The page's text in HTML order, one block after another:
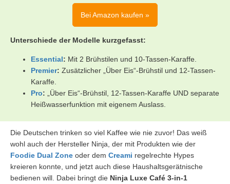
Bei Amazon kaufen »
Unterschiede der Modelle kurzgefasst:
Essential: Mit 2 Brühstilen und 10-Tassen-Karaffe.
Premier: Zusätzlicher „Über Eis“-Brühstil und 12-Tassen-
Karaffe.
Pro: „Über Eis“-Brühstil, 12-Tassen-Karaffe UND separate
Heißwasserfunktion mit eigenem Auslass.
Die Deutschen trinken so viel Kaffee wie nie zuvor! Das weiß
wohl auch der Hersteller Ninja, der mit Produkten wie der
Foodie Dual Zone oder dem Creami regelrechte Hypes
kreieren konnte, und jetzt auch diese Haushaltsgerätnische
bedienen will. Dabei bringt die Ninja Luxe Café 3-in-1